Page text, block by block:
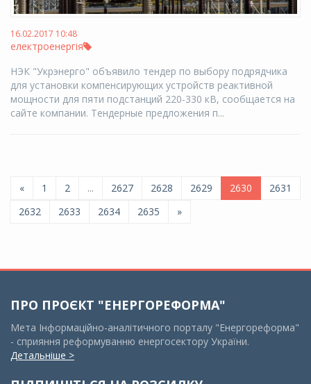
16.02.2017 10:48
електроенергія
НЭК "Укрэнерго" объявило тендер по выбору подрядчика
для установки компенсирующих устройств реактивной
мощности для пяти подстанций 220-330 кВ, сообщается на
сайте компании. Тендерные предложения п...
« 1 2 ... 2627 2628 2629 2630
2631
2632
2633 2634 2635 »
ПРО ПРОЄКТ "ЕНЕРГОРЕФОРМА"
Мета Інформаційно-аналітичного порталу "Енергореформа"
- сприяння реформуванню енергосектору України.
Детальніше >